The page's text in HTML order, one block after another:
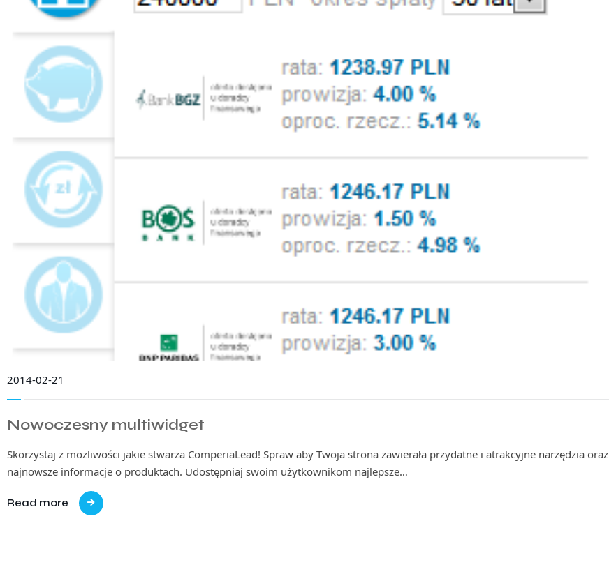
2014-02-21
Nowoczesny multiwidget
Skorzystaj z możliwości jakie stwarza ComperiaLead! Spraw aby Twoja strona zawierała przydatne i atrakcyjne narzędzia oraz
najnowsze informacje o produktach. Udostępniaj swoim użytkownikom najlepsze…
Read more